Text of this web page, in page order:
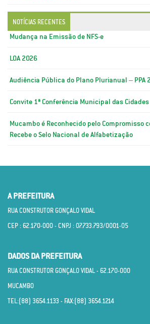
NOTÍCIAS RECENTES
Mudança na Emissão de NFS-e
LOA 2026
Audiência Pública do Plano Plurianual – PPA
Convite 1ª Conferência Municipal das Cidades
Mucambo é Reconhecido pelo Compromisso
Recebe o Selo Nacional de Alfabetização
A PREFEITURA
RUA CONSTRUTOR GONÇALO VIDAL
CEP : 62.170­-000 - CNPJ : 07.733.793/0001­-05
DADOS DA PREFEITURA
RUA CONSTRUTOR GONÇALO VIDAL - 62.170­-000
MUCAMBO
TEL:(88) 3654.1133 - FAX:(88) 3654.1214